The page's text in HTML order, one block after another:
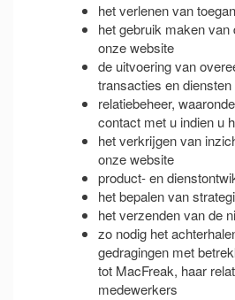
het verlenen van
het gebruik maken van
onze website
de uitvoering van
transacties en diensten
relatiebeheer,
contact met u indien u
het verkrijgen van
onze website
product- en
het bepalen van
het verzenden van de
zo nodig het
gedragingen met
tot MacFreak, haar
medewerkers